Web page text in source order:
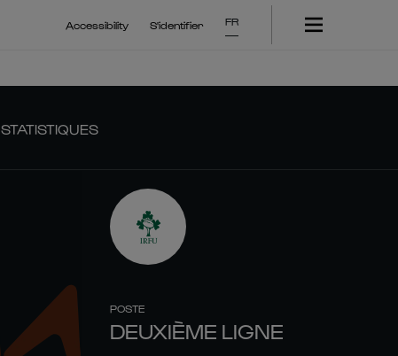
Accessibility S'identifier FR
STATISTIQUES
POSTE
DEUXIÈME LIGNE